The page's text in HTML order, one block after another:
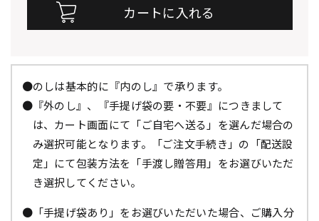
●のしは基本的に『内のし』で承ります。
●『外のし』、『手提げ袋の要・不要』につきまして
は、カート画面にて「ご自宅へ送る」を選んだ場合の
み選択可能となります。「ご注文手続き」の「配送設
定」にて包装方法を「手渡し贈答用」をお選びいただ
き選択してください。
●「手提げ袋あり」をお選びいただいた場合、ご購入分